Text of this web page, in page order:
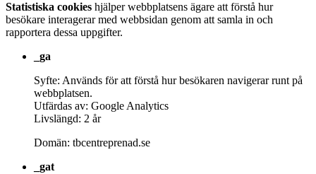
Statistiska cookies hjälper webbplatsens ägare att förstå hur
besökare interagerar med webbsidan genom att samla in och
rapportera dessa uppgifter.
_ga
Syfte: Används för att förstå hur besökaren navigerar runt på
webbplatsen.
Utfärdas av: Google Analytics
Livslängd: 2 år
Domän: tbcentreprenad.se
_gat